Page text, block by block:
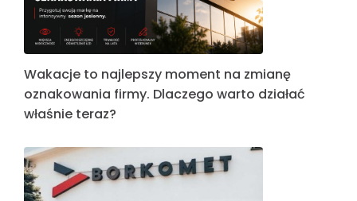
Wakacje to najlepszy moment na zmianę
oznakowania firmy. Dlaczego warto działać
właśnie teraz?